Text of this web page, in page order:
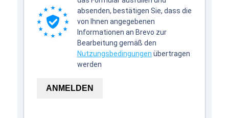
absenden, bestätigen Sie, dass die
von Ihnen angegebenen
Informationen an Brevo zur
Bearbeitung gemäß den
Nutzungsbedingungen übertragen
werden
ANMELDEN